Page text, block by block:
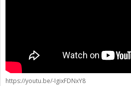
https://youtu.be/-IgixFDNxY8